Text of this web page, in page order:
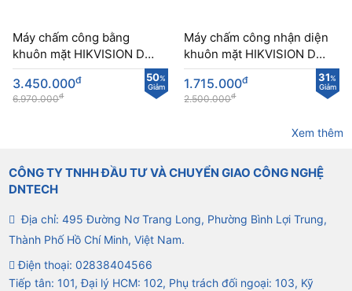
Máy chấm công bằng
khuôn mặt HIKVISION DS-
K1TV41MF chống giả mạo
50%
Giảm
3.450.000đ
6.970.000đ
Máy chấm công nhận diện
khuôn mặt HIKVISION DS-
K1T320MFX chất lượng
cao
31%
Giảm
1.715.000đ
2.500.000đ
Xem thêm
CÔNG TY TNHH ĐẦU TƯ VÀ CHUYỂN GIAO CÔNG NGHỆ
DNTECH
Địa chỉ: 495 Đường Nơ Trang Long, Phường Bình Lợi Trung,
Thành Phố Hồ Chí Minh, Việt Nam.
Điện thoại: 02838404566
Tiếp tân: 101, Đại lý HCM: 102, Phụ trách đối ngoại: 103, Kỹ